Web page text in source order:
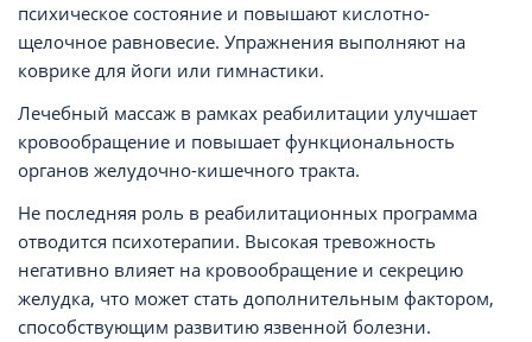
психическое состояние и повышают кислотно-
щелочное равновесие. Упражнения выполняют на
коврике для йоги или гимнастики.
Лечебный массаж в рамках реабилитации улучшает
кровообращение и повышает функциональность
органов желудочно-кишечного тракта.
Не последняя роль в реабилитационных программа
отводится психотерапии. Высокая тревожность
негативно влияет на кровообращение и секрецию
желудка, что может стать дополнительным фактором,
способствующим развитию язвенной болезни.